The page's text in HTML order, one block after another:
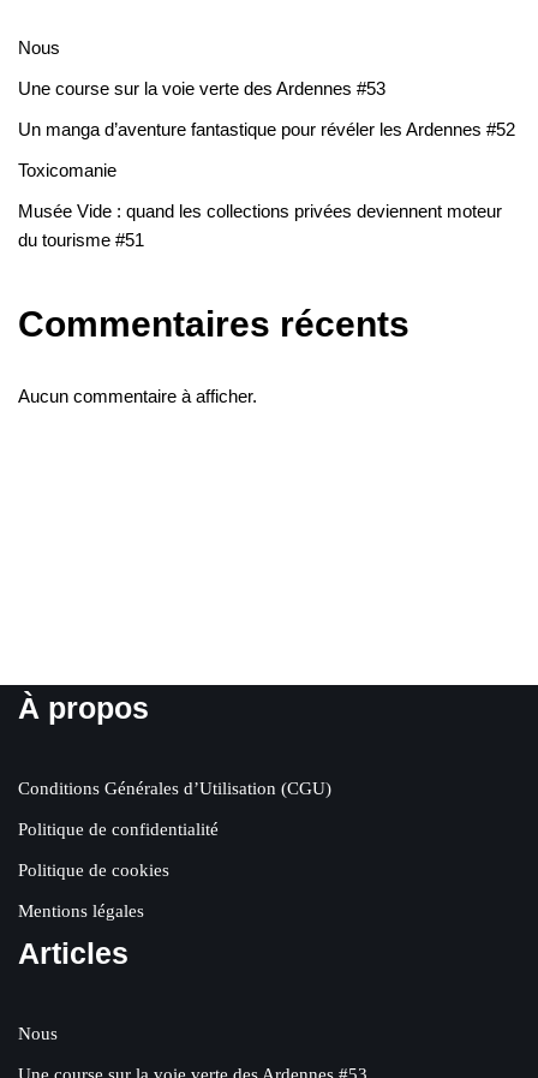
Nous
Une course sur la voie verte des Ardennes #53
Un manga d’aventure fantastique pour révéler les Ardennes #52
Toxicomanie
Musée Vide : quand les collections privées deviennent moteur
du tourisme #51
Commentaires récents
Aucun commentaire à afficher.
À propos
Conditions Générales d’Utilisation (CGU)
Politique de confidentialité
Politique de cookies
Mentions légales
Articles
Nous